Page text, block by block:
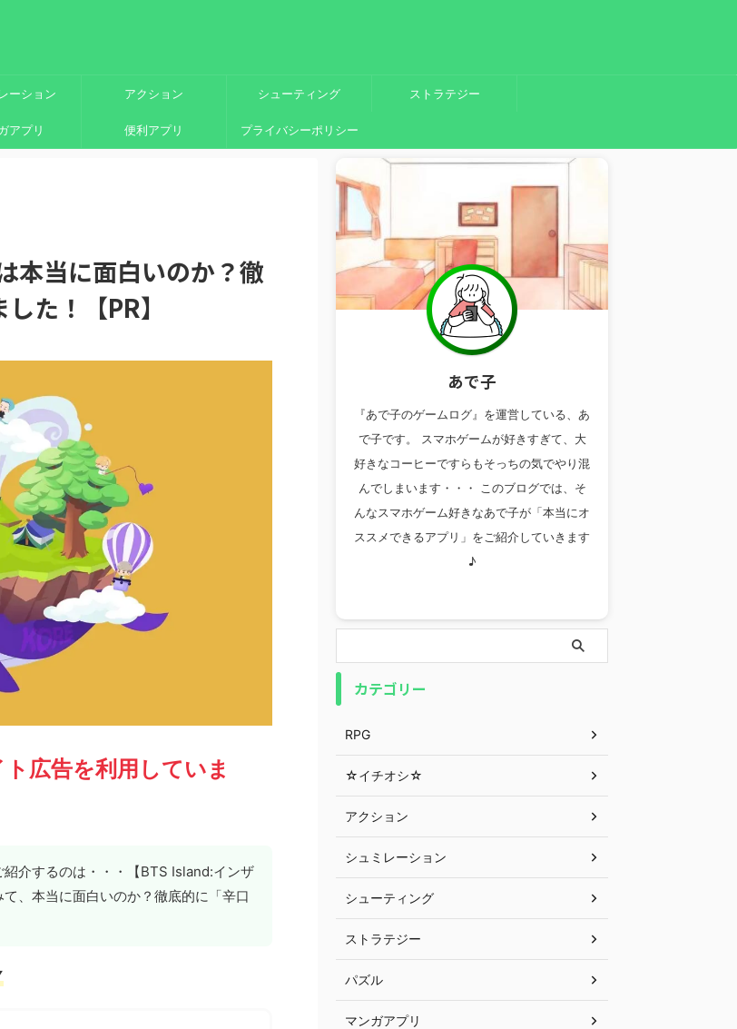
ーション アクション シューティング ストラテジー
アプリ 便利アプリ プライバシーポリシー
本当に面白いのか？徹
た！【PR】
広告を利用していま
介するのは・・・【BTS Island:インザ
、本当に面白いのか？徹底的に「辛口
あで子
『あで子のゲームログ』を運営している、あ
で子です。 スマホゲームが好きすぎて、大
好きなコーヒーですらもそっちの気でやり混
んでしまいます・・・ このブログでは、そ
んなスマホゲーム好きなあで子が「本当にオ
ススメできるアプリ」をご紹介していきます
♪
カテゴリー
RPG
☆イチオシ☆
アクション
シュミレーション
シューティング
ストラテジー
パズル
マンガアプリ